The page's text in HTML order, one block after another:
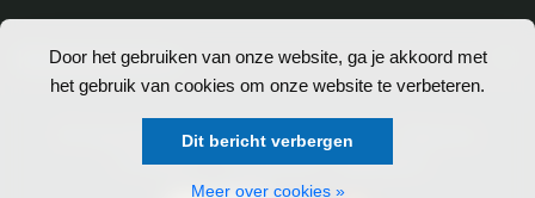
Door het gebruiken van onze website, ga je akkoord met
het gebruik van cookies om onze website te verbeteren.
Dit bericht verbergen
Meer over cookies »
Klantenservice
© Copyright 2026 EuroProfs Webshop - Theme by
Frontlabel - Powered by Lightspeed